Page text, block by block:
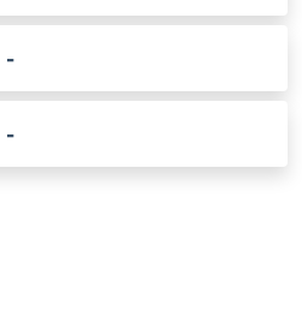
-
-